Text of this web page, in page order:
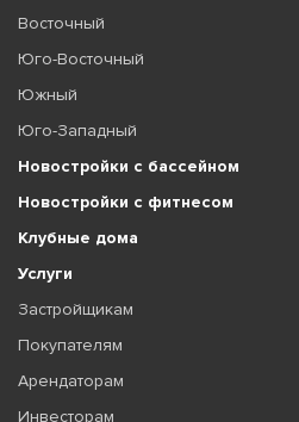
Восточный
Юго-Восточный
Южный
Юго-Западный
Новостройки с бассейном
Новостройки с фитнесом
Клубные дома
Услуги
Застройщикам
Покупателям
Арендаторам
Инвесторам